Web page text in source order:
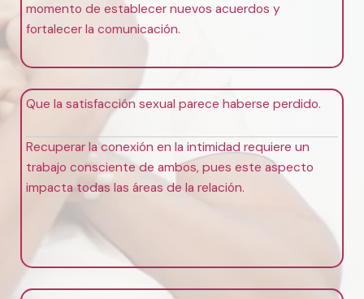
momento de establecer nuevos acuerdos y
fortalecer la comunicación.
Que la satisfacción sexual parece haberse perdido.
Recuperar la conexión en la intimidad requiere un
trabajo consciente de ambos, pues este aspecto
impacta todas las áreas de la relación.